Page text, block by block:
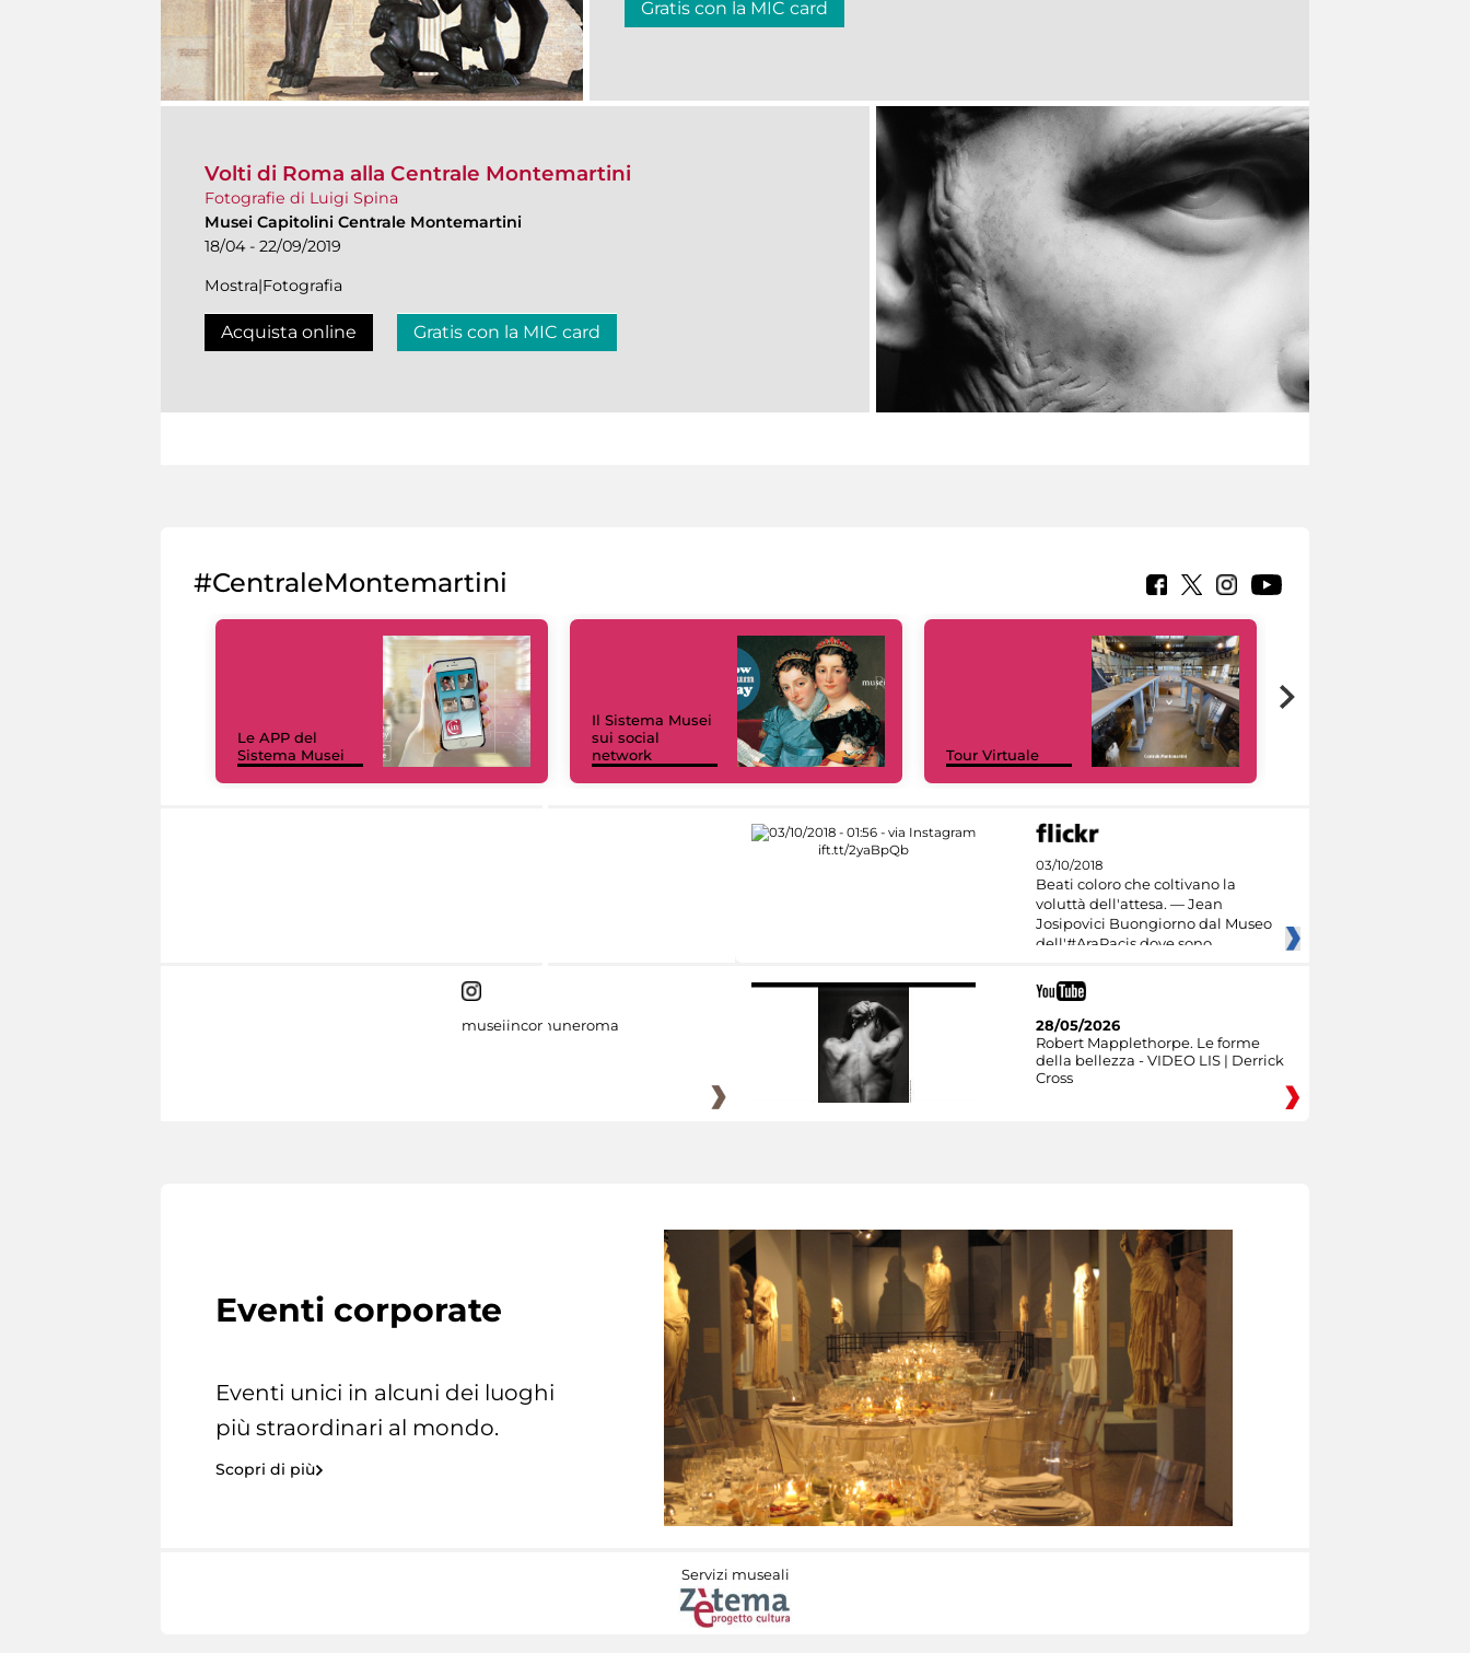
Gratis con la MIC card
Volti di Roma alla Centrale Montemartini
Fotografie di Luigi Spina
Musei Capitolini Centrale Montemartini
18/04 - 22/09/2019
Mostra|Fotografia
Acquista online Gratis con la MIC card
#CentraleMontemartini
Le APP del
Sistema Musei
Il Sistema Musei
sui social
network
Tour Virtuale
03/10/2018
Beati coloro che coltivano la
voluttà dell'attesa. — Jean
Josipovici Buongiorno dal Museo
dell'#AraPacis dove sono
museiincomuneroma
28/05/2026
Robert Mapplethorpe. Le forme
della bellezza - VIDEO LIS | Derrick
Cross
Eventi corporate
Eventi unici in alcuni dei luoghi
più straordinari al mondo.
Scopri di più
Servizi museali